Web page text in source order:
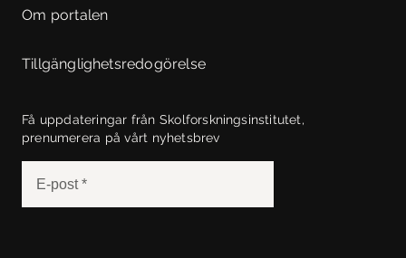
Om portalen
Tillgänglighetsredogörelse
Få uppdateringar från Skolforskningsinstitutet,
prenumerera på vårt nyhetsbrev